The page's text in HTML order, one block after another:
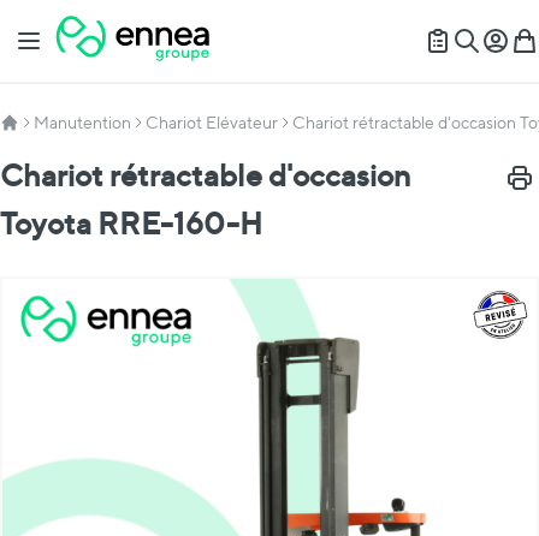
Allez au contenu
Basculer la navigation
Mon
Manutention Chariot Elévateur Chariot rétractable d'occasion
Chariot rétractable d'occasion
Toyota RRE-160-H